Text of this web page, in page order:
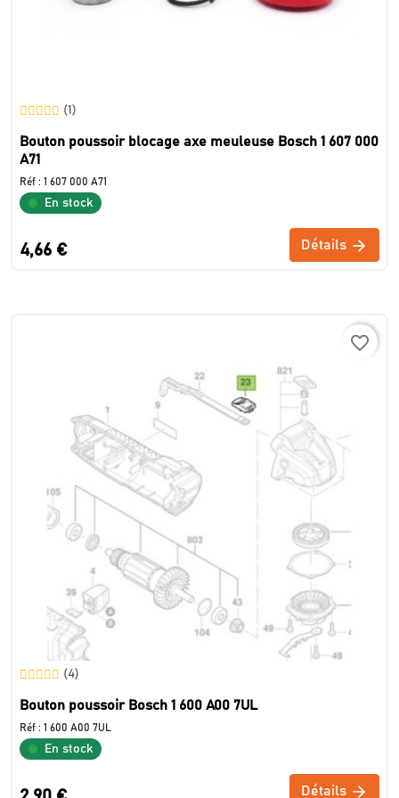
(1)
Bouton poussoir blocage axe meuleuse Bosch 1 607 000
A71
Réf : 1 607 000 A71
En stock
4,66 € Détails
favorite_border
(4)
Bouton poussoir Bosch 1 600 A00 7UL
Réf : 1 600 A00 7UL
En stock
Détails